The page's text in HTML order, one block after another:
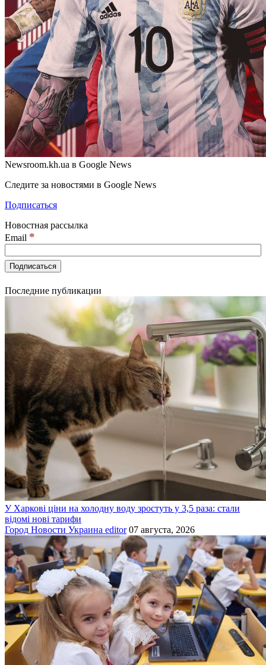
Newsroom.kh.ua в Google News
Следите за новостями в Google News
Подписаться
Новостная рассылка
Email *
Последние публикации
У Харкові ціни на холодну воду зростуть у 3,5 раза: стали
відомі нові тарифи
Город Новости Украина editor 07 августа, 2026